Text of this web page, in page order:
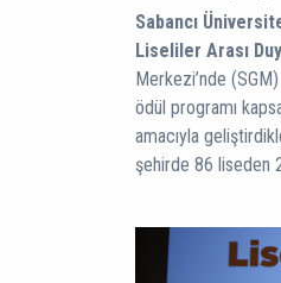
Sabancı
Liseliler Arası
Merkezi’nde
ödül programı
amacıyla
şehirde 86 liseden